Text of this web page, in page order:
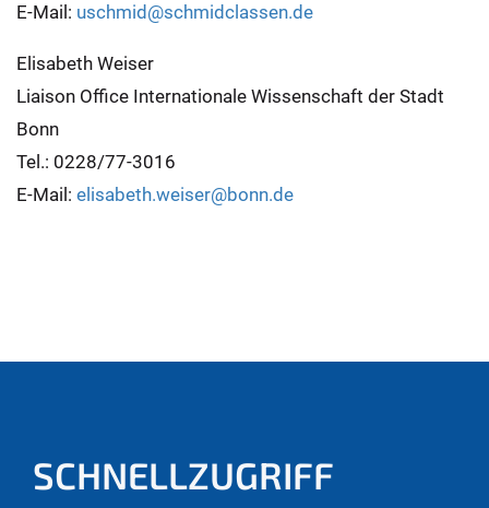
E-Mail: uschmid@schmidclassen.de
Elisabeth Weiser
Liaison Office Internationale Wissenschaft der Stadt
Bonn
Tel.: 0228/77-3016
E-Mail: elisabeth.weiser@bonn.de
SCHNELLZUGRIFF